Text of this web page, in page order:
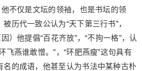
不仅是文坛的领袖，也是书坛的领
历代一致公认为“天下第三行书”，
）他提倡“百花齐放”，“不拘一格”，认
飞燕谁敢憎。”，“环肥燕瘦”这句具有
名的成语，他甚至认为书法中某种古朴